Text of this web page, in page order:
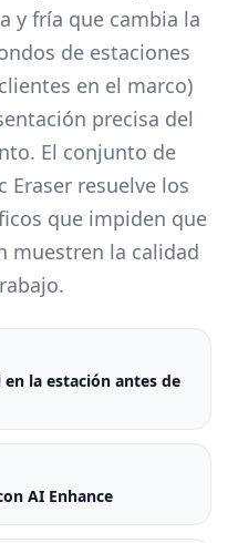
y fría que cambia la
de estaciones
en el marco)
precisa del
El conjunto de
Eraser resuelve los
que impiden que
muestren la calidad
la estación antes de
AI Enhance